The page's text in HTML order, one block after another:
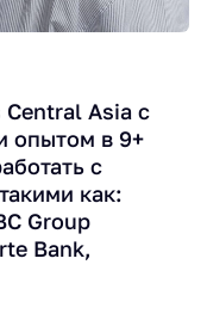
Asia с
опытом в 9+
c
как:
Group
Bank,